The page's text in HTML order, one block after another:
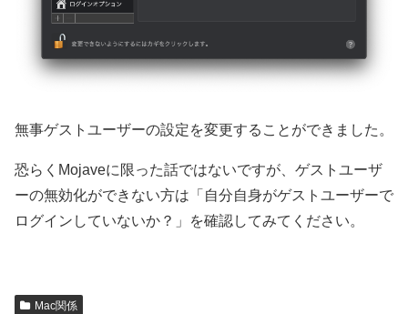
無事ゲストユーザーの設定を変更することができました。
恐らくMojaveに限った話ではないですが、ゲストユーザ
ーの無効化ができない方は「自分自身がゲストユーザーで
ログインしていないか？」を確認してみてください。
Mac関係